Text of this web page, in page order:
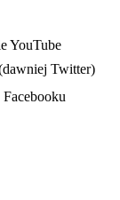
YouTube
Twitter)